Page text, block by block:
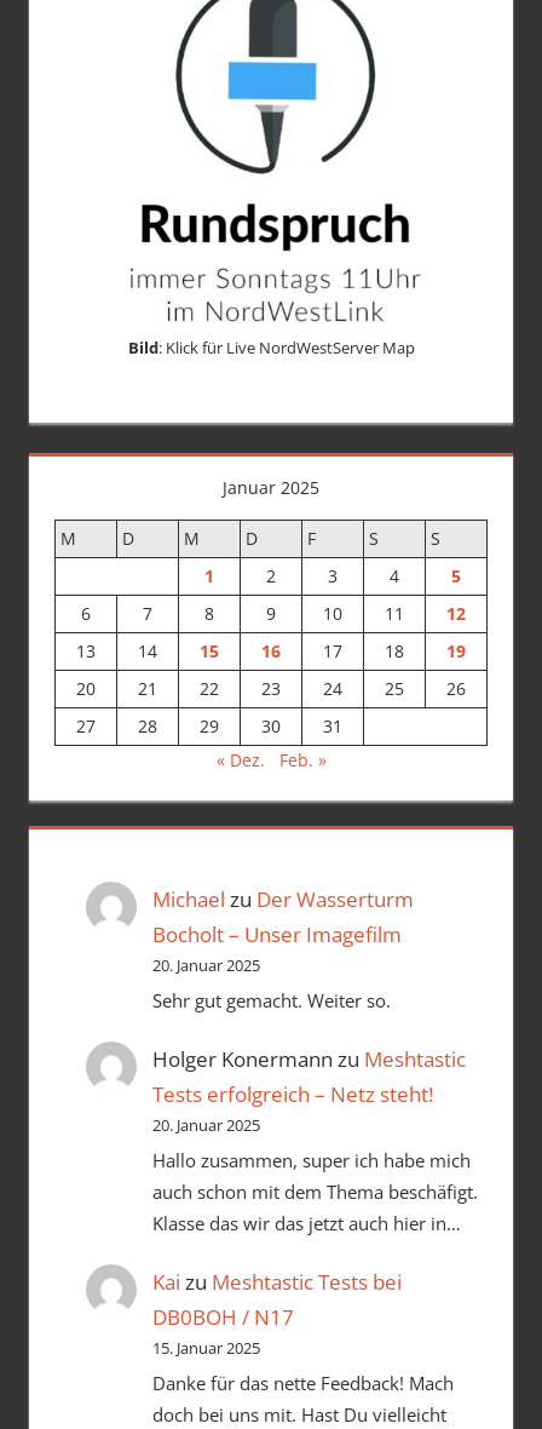
Bild: Klick für Live NordWestServer Map
Januar 2025
M D M D F S
S
1
2 3 4
5
6
7 8 9 10 11
12
13
14 15 16 17 18
19
20
21 22 23 24 25
26
27
28 29 30
31
« Dez.
Feb. »
Michael zu Der Wasserturm
Bocholt – Unser Imagefilm
20. Januar 2025
Sehr gut gemacht. Weiter so.
Holger Konermann zu Meshtastic
Tests erfolgreich – Netz steht!
20. Januar 2025
Hallo zusammen, super ich habe mich
auch schon mit dem Thema beschäfigt.
Klasse das wir das jetzt auch hier in…
Kai zu Meshtastic Tests bei
DB0BOH / N17
15. Januar 2025
Danke für das nette Feedback! Mach
doch bei uns mit. Hast Du vielleicht